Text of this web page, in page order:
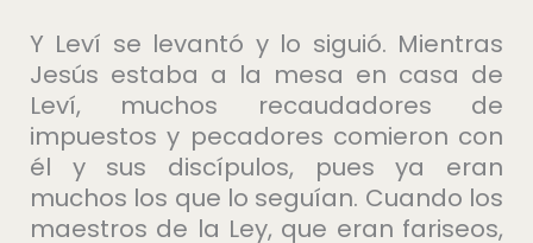
Y Leví se levantó y lo siguió. Mientras
Jesús estaba a la mesa en casa de
Leví, muchos recaudadores de
impuestos y pecadores comieron con
él y sus discípulos, pues ya eran
muchos los que lo seguían. Cuando los
maestros de la Ley, que eran fariseos,